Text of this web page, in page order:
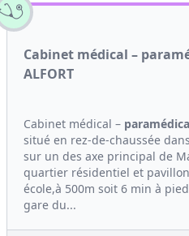
Cabinet médical –
ALFORT
Cabinet médical –
situé en rez-de-chaussée
sur un des axe principal de
quartier résidentiel et
école,à 500m soit 6 min à
gare du...